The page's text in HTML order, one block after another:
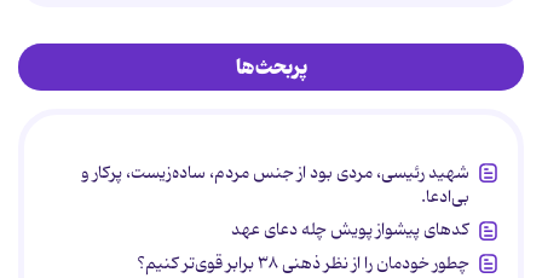
پربحث‌ها
شهید رئیسی، مردی بود از جنس مردم، ساده‌زیست، پرکار و
بی‌ادعا.
کدهای پیشواز پویش چله دعای عهد
چطور خودمان را از نظر ذهنی ۳۸ برابر قوی‌تر کنیم؟